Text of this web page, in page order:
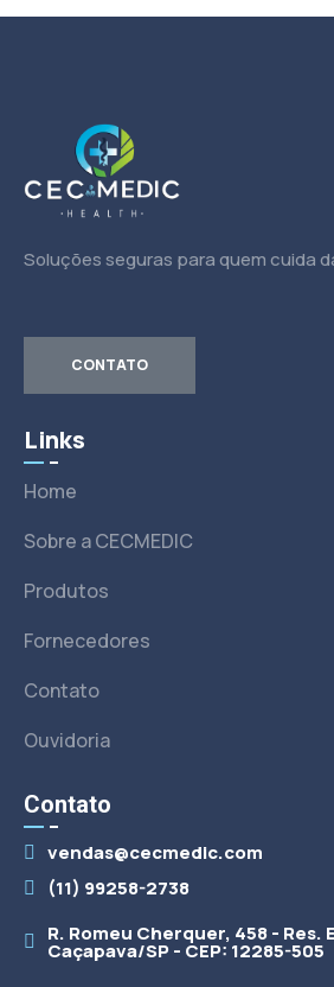
Soluções seguras para quem cuida
CONTATO
Links
Home
Sobre a CECMEDIC
Produtos
Fornecedores
Contato
Ouvidoria
Contato
vendas@cecmedic.com
(11) 99258-2738
R. Romeu Cherquer, 458 - Res.
Caçapava/SP - CEP: 12285-505